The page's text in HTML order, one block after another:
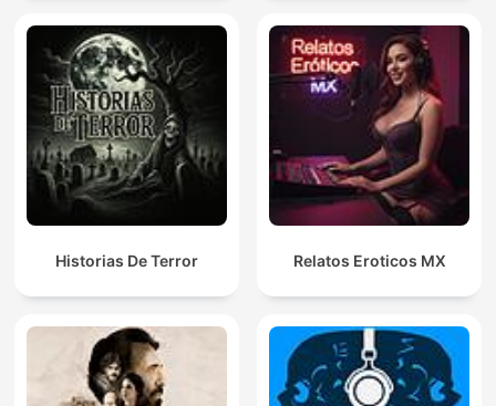
Historias De Terror Relatos Eroticos MX